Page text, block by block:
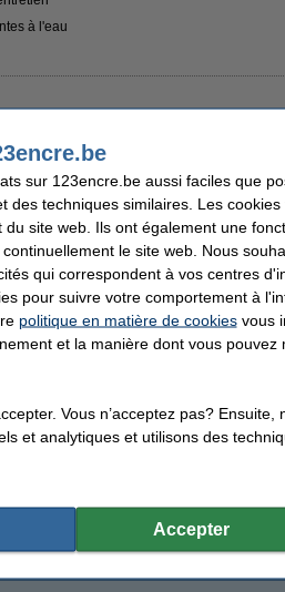
à l'eau
sur 123encre.be aussi faciles que
des techniques similaires. Les
du site web. Ils ont également une
le site web. Nous
qui correspondent à vos centres
pour suivre votre comportement à
politique en matière de cookiesvous
et la manière dont vous pouvez
Vous n’acceptez pas? Ensuite,
et analytiques et utilisons des
Accepter